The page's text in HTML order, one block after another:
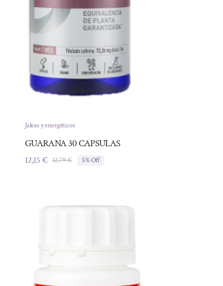
Jaleas y energéticos
GUARANA 30 CAPSULAS
12,79€El
12,79 €.
12,15 €
El
12,15 €.
5% Off